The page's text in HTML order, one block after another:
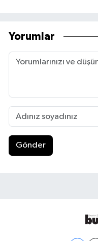
Yorumlar
Gönder